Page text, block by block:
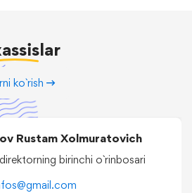
ko`rish
Rustam Xolmuratovich
birinchi o`rinbosari